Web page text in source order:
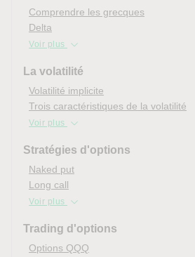
Comprendre les grecques
Delta
Voir plus
La volatilité
Volatilité implicite
Trois caractéristiques de la volatilité
Voir plus
Stratégies d'options
Naked put
Long call
Voir plus
Trading d'options
Options QQQ